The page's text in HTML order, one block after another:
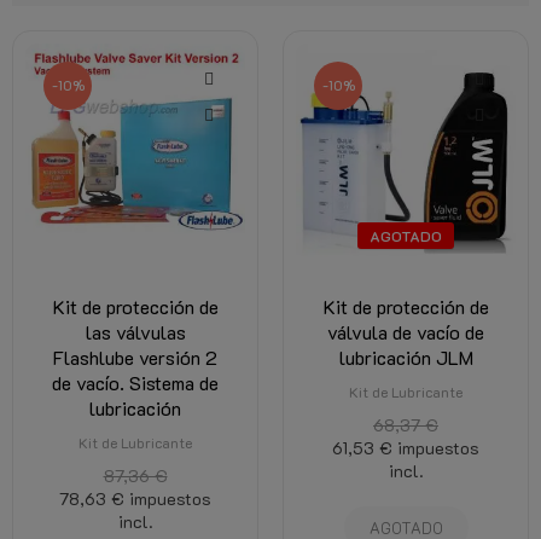
-10%
Kit de protección de
las válvulas
Flashlube versión 2
de vacío. Sistema de
lubricación
Kit de Lubricante
87,36 €
78,63 € impuestos
incl.
AGOTADO
-10%
Kit de protección de
válvula de vacío de
lubricación JLM
Kit de Lubricante
68,37 €
61,53 € impuestos
incl.
AGOTADO